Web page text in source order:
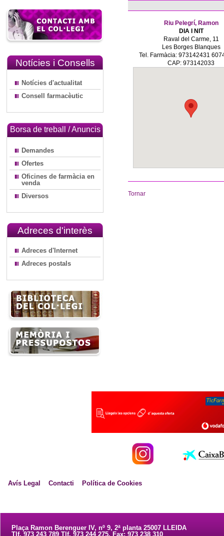
Notícies i Consells
Notícies d'actualitat
Consell farmacèutic
Borsa de treball / Anuncis
Demandes
Ofertes
Oficines de farmàcia en
venda
Diversos
Adreces d'interès
Adreces d'Internet
Adreces postals
Riu Pelegrí, Ramon
DIA I NIT
Raval del Carme, 11
Les Borges Blanques
Tel. Farmàcia: 973142431
CAP: 973142033
Tornar
Avís Legal Contacti Política de Cookies
Plaça Ramon Berenguer IV, nº 9, 2ª planta 25007 LLEIDA
Tlf. 973 243 789 Tlf. 973 244 275. Fax: 973 238 310